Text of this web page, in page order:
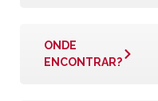
ONDE
ENCONTRAR?